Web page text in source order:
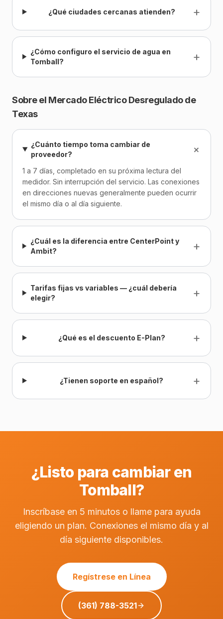
¿Qué ciudades cercanas atienden? +
¿Cómo configuro el servicio de agua en
Tomball?
+
Sobre el Mercado Eléctrico Desregulado de
Texas
¿Cuánto tiempo toma cambiar de
proveedor?
+
1 a 7 días, completado en su próxima lectura del
medidor. Sin interrupción del servicio. Las conexiones
en direcciones nuevas generalmente pueden ocurrir
el mismo día o al día siguiente.
¿Cuál es la diferencia entre CenterPoint y
Ambit?
+
Tarifas fijas vs variables — ¿cuál debería
elegir?
+
¿Qué es el descuento E-Plan? +
¿Tienen soporte en español? +
¿Listo para cambiar en
Tomball?
Inscríbase en 5 minutos o llame para ayuda
eligiendo un plan. Conexiones el mismo día y al
día siguiente disponibles.
Regístrese en Línea
(361) 788-3521